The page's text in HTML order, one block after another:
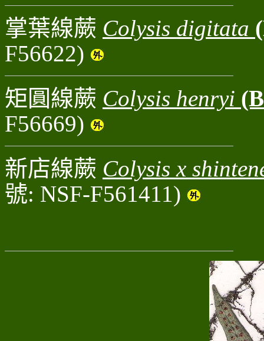
掌葉線蕨 Colysis digitata
F56622)
矩圓線蕨 Colysis henryi
F56669)
新店線蕨 Colysis x
號: NSF-F561411)